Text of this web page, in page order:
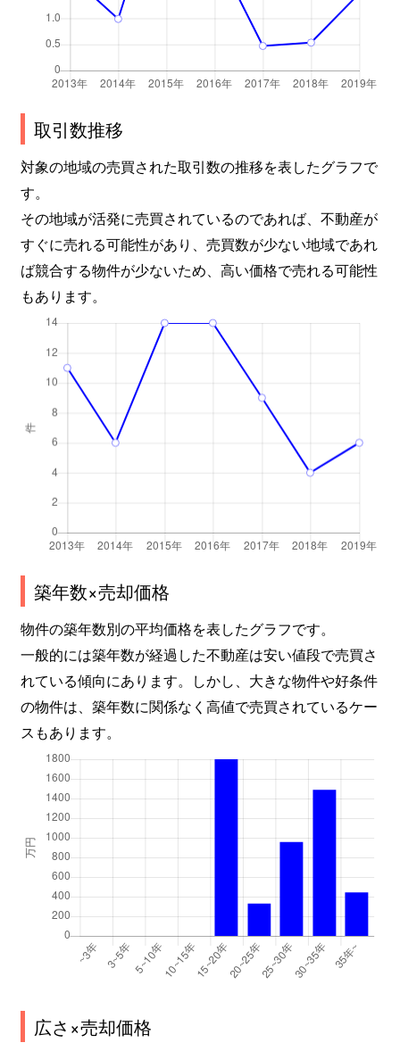
取引数推移
対象の地域の売買された取引数の推移を表したグラフで
す。
その地域が活発に売買されているのであれば、不動産が
すぐに売れる可能性があり、売買数が少ない地域であれ
ば競合する物件が少ないため、高い価格で売れる可能性
もあります。
築年数×売却価格
物件の築年数別の平均価格を表したグラフです。
一般的には築年数が経過した不動産は安い値段で売買さ
れている傾向にあります。しかし、大きな物件や好条件
の物件は、築年数に関係なく高値で売買されているケー
スもあります。
広さ×売却価格